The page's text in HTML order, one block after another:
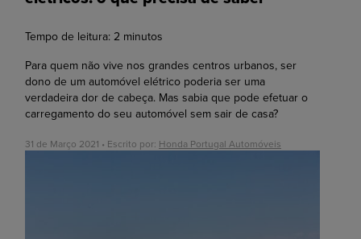
Tempo de leitura: 2 minutos
Para quem não vive nos grandes centros urbanos, ser
dono de um automóvel elétrico poderia ser uma
verdadeira dor de cabeça. Mas sabia que pode efetuar o
carregamento do seu automóvel sem sair de casa?
31 de Março 2021 • Escrito por: Honda Portugal Automóveis